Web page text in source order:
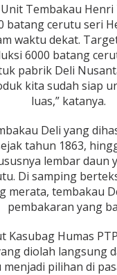
Tembakau
batang cerutu seri
waktu dekat.
6000 batang
pabrik Deli
kita sudah siap
luas,” katanya.
Deli yang
tahun 1863,
lembar daun
Di samping
merata, tembakau
pembakaran yang
Kasubag Humas
diolah langsung
pilihan di